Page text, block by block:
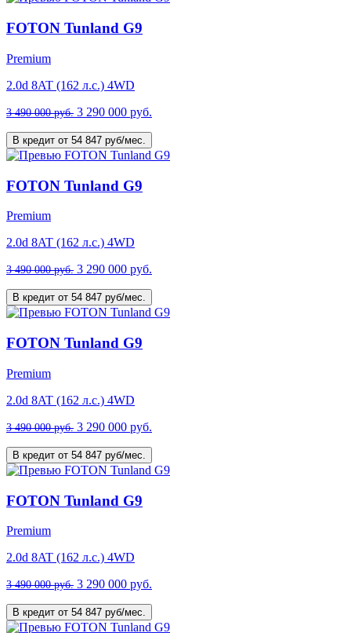
FOTON Tunland G9
Premium
2.0d 8AT (162 л.с.) 4WD
3 490 000 руб. 3 290 000 руб.
В кредит от 54 847 руб/мес.
FOTON Tunland G9
Premium
2.0d 8AT (162 л.с.) 4WD
3 490 000 руб. 3 290 000 руб.
В кредит от 54 847 руб/мес.
FOTON Tunland G9
Premium
2.0d 8AT (162 л.с.) 4WD
3 490 000 руб. 3 290 000 руб.
В кредит от 54 847 руб/мес.
FOTON Tunland G9
Premium
2.0d 8AT (162 л.с.) 4WD
3 490 000 руб. 3 290 000 руб.
В кредит от 54 847 руб/мес.